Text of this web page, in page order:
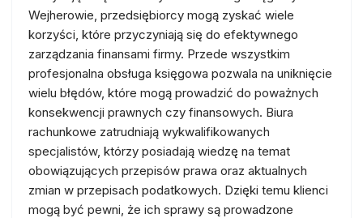
Wejherowie, przedsiębiorcy mogą zyskać wiele
korzyści, które przyczyniają się do efektywnego
zarządzania finansami firmy. Przede wszystkim
profesjonalna obsługa księgowa pozwala na uniknięcie
wielu błędów, które mogą prowadzić do poważnych
konsekwencji prawnych czy finansowych. Biura
rachunkowe zatrudniają wykwalifikowanych
specjalistów, którzy posiadają wiedzę na temat
obowiązujących przepisów prawa oraz aktualnych
zmian w przepisach podatkowych. Dzięki temu klienci
mogą być pewni, że ich sprawy są prowadzone